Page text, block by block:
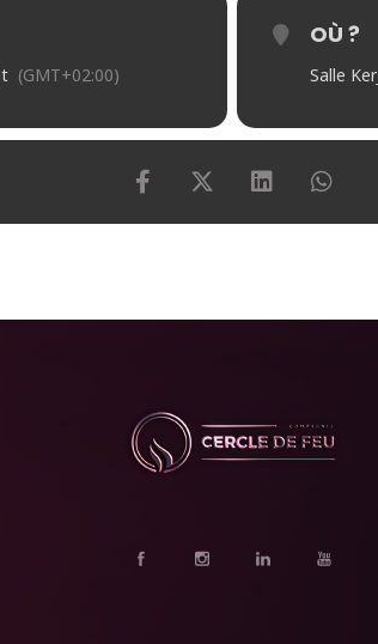
(GMT+02:00)
OÙ ?
Salle